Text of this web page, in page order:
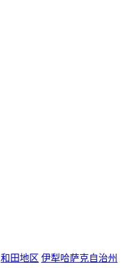
和田地区 伊犁哈萨克自治州